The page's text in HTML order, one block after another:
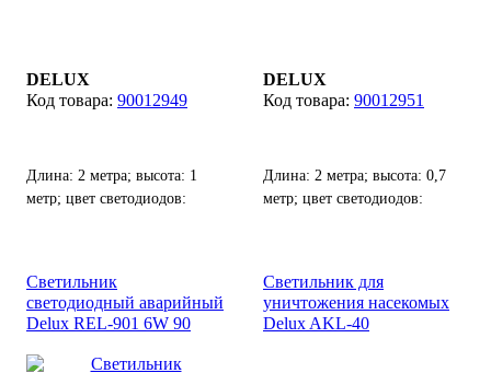
DELUX
90012949
Длина: 2 метра; высота: 1
метр; цвет светодиодов:
возможность соединения до
15 гирлянд от одного
источника питания.
DELUX
90012951
Длина: 2 метра; высота: 0,7
метр; цвет светодиодов:
Светильник
светодиодный аварийный
Delux REL-901 6W 90
Светильник для
уничтожения насекомых
Delux AKL-40